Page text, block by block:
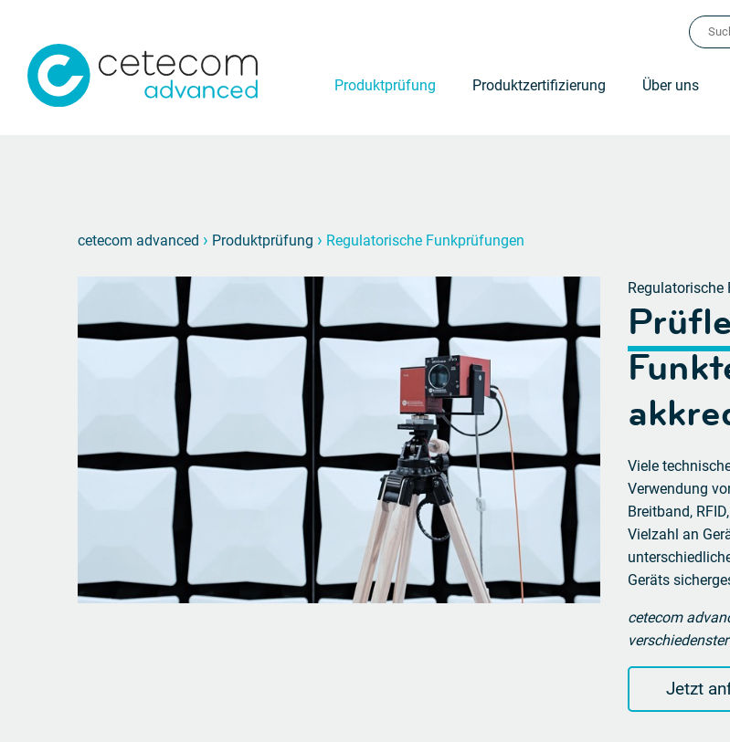
Produktprüfung Produktzertifizierung Über uns
cetecom advanced › Produktprüfung › Regulatorische Funkprüfungen
Regulatorische
Viele
Verwendung
Breitband,
Vielzahl an
Geräts
cetecom
Jetzt